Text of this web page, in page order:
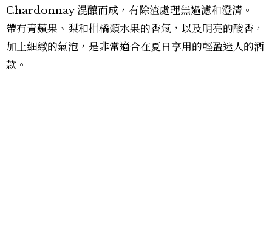
Chardonnay 混釀而成，有除渣處理無過濾和澄清。
帶有青蘋果、梨和柑橘類水果的香氣，以及明亮的酸香，
加上細緻的氣泡，是非常適合在夏日享用的輕盈迷人的酒
款。